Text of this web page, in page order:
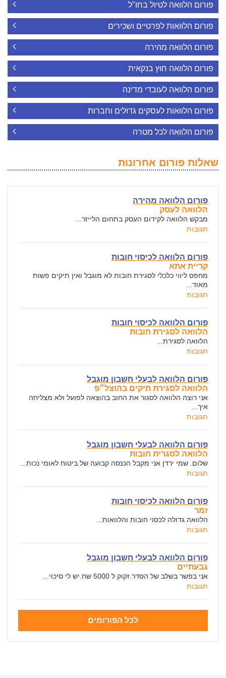
פורום הלוואה לטיול בחו"ל
פורום הלוואות לפרטיים ושכירים
פורום הלוואה מהירה
פורום הלוואה חוץ בנקאית
פורום הלוואה לעובדי מדינה
פורום הלוואות לעסקים גדולים וחברות
פורום הלוואה לכל מטרה
שאלות פורום אחרונות
פורום הלוואה מהירה
הלוואה לעסק
מבקש הלוואה לקידום העסק בתחום הלייזר...
תגובות
פורום הלוואה לכיסוי חובות
קריית אתא
מחפס ליווי כלכלי לסגירת חובות לא מוגבל ואין תיקים פשות
מאוד...
תגובות
פורום הלוואה לכיסוי חובות
הלוואה לסגירת חובות
הלוואה לסגירת...
תגובות
פורום הלוואה לבעלי חשבון מוגבל
הלוואה לסגירת תיקים בהוצל״פ
אני רוצה הלוואה לסגור את החוב בהוצאה לפועל ולא מצליחה
איך...
תגובות
פורום הלוואה לבעלי חשבון מוגבל
הלוואה לסגרית חובות
שלום. שמי ירדן אני מקבל הכנסה קבועה של ביטוח לאומי נכות...
תגובות
פורום הלוואה לכיסוי חובות
זמר
הלוואה גדולה לכסוי חובות והלוואות...
תגובות
פורום הלוואה לבעלי חשבון מוגבל
גבעתיים
אני בפשר בשלב של הסדר.זקוק ל 5000 שח.יש לי סיכוי...
תגובות
לכל הפורומים